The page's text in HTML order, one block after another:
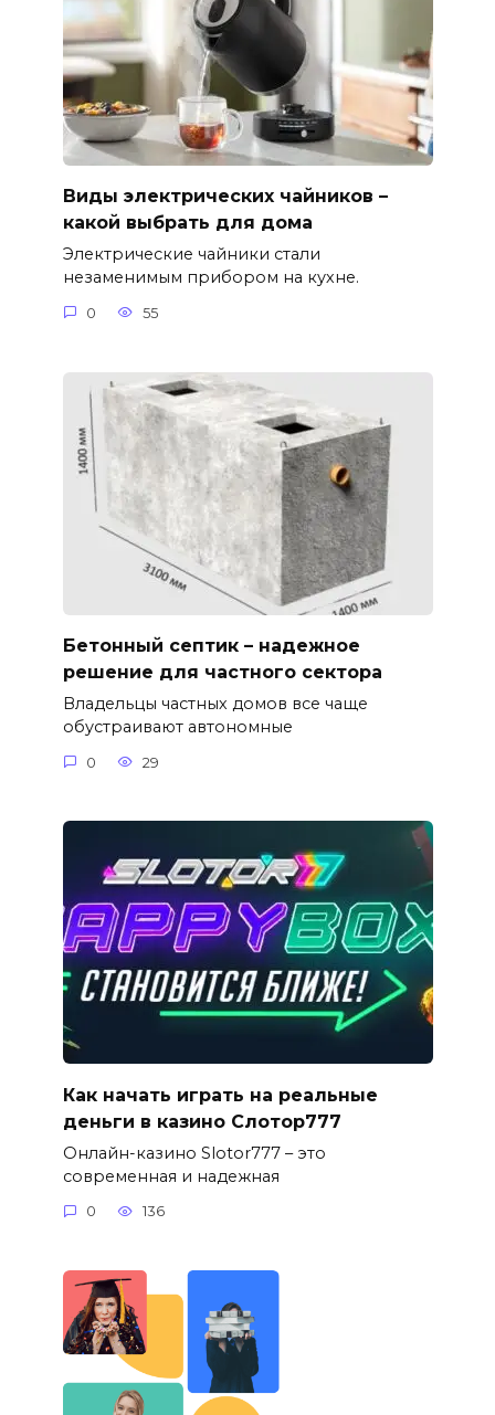
Виды электрических чайников –
какой выбрать для дома
Электрические чайники стали
незаменимым прибором на кухне.
0 55
Бетонный септик – надежное
решение для частного сектора
Владельцы частных домов все чаще
обустраивают автономные
0 29
Как начать играть на реальные
деньги в казино Слотор777
Онлайн-казино Slotor777 – это
современная и надежная
0 136